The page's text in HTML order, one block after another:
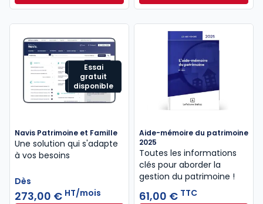
Essai
gratuit
disponible
Navis Patrimoine et Famille
Une solution qui s'adapte
à vos besoins
Dès
273,00 € HT/mois
Aide-mémoire du patrimoine
2025
Toutes les informations
clés pour aborder la
gestion du patrimoine !
61,00 € TTC